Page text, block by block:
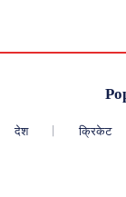
देश क्रिकेट